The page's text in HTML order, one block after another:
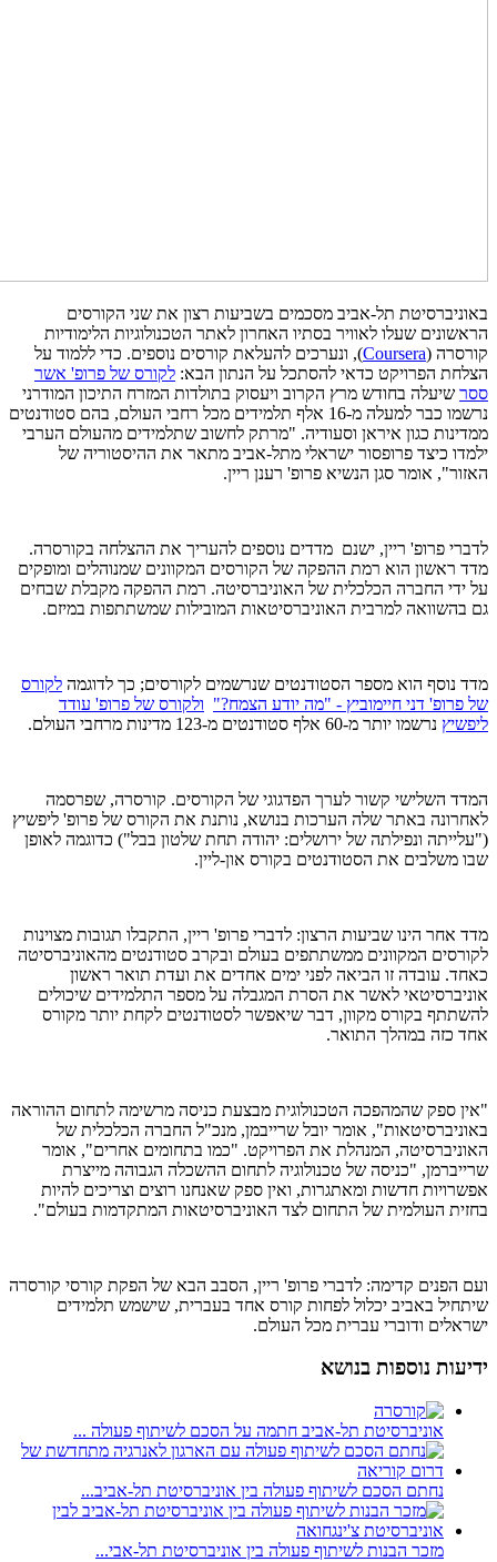
באוניברסיטת תל-אביב מסכמים בשביעות רצון את שני הקורסים
הראשונים שעלו לאוויר בסתיו האחרון לאתר הטכנולוגיות הלימודיות
קורסרה (Coursera), ונערכים להעלאת קורסים נוספים. כדי ללמוד על
הצלחת הפרויקט כדאי להסתכל על הנתון הבא: לקורס של פרופ' אשר
ססר שיעלה בחודש מרץ הקרוב ויעסוק בתולדות המזרח התיכון המודרני
נרשמו כבר למעלה מ-16 אלף תלמידים מכל רחבי העולם, בהם סטודנטים
ממדינות כגון איראן וסעודיה. "מרתק לחשוב שתלמידים מהעולם הערבי
ילמדו כיצד פרופסור ישראלי מתל-אביב מתאר את ההיסטוריה של
האזור", אומר סגן הנשיא פרופ' רענן ריין.
לדברי פרופ' ריין, ישנם מדדים נוספים להעריך את ההצלחה בקורסרה.
מדד ראשון הוא רמת ההפקה של הקורסים המקוונים שמנוהלים ומופקים
על ידי החברה הכלכלית של האוניברסיטה. רמת ההפקה מקבלת שבחים
גם בהשוואה למרבית האוניברסיטאות המובילות שמשתתפות במיזם.
מדד נוסף הוא מספר הסטודנטים שנרשמים לקורסים; כך לדוגמה לקורס
של פרופ' דני חיימוביץ - "מה יודע הצמח?" ולקורס של פרופ' עודד
ליפשיץ נרשמו יותר מ-60 אלף סטודנטים מ-123 מדינות מרחבי העולם.
המדד השלישי קשור לערך הפדגוגי של הקורסים. קורסרה, שפרסמה
לאחרונה באתר שלה הערכות בנושא, נותנת את הקורס של פרופ' ליפשיץ
("עלייתה ונפילתה של ירושלים: יהודה תחת שלטון בבל") כדוגמה לאופן
שבו משלבים את הסטודנטים בקורס און-ליין.
מדד אחר הינו שביעות הרצון: לדברי פרופ' ריין, התקבלו תגובות מצוינות
לקורסים המקוונים ממשתתפים בעולם ובקרב סטודנטים מהאוניברסיטה
כאחד. עובדה זו הביאה לפני ימים אחדים את ועדת תואר ראשון
אוניברסיטאי לאשר את הסרת המגבלה על מספר התלמידים שיכולים
להשתתף בקורס מקוון, דבר שיאפשר לסטודנטים לקחת יותר מקורס
אחד כזה במהלך התואר.
"אין ספק שהמהפכה הטכנולוגית מבצעת כניסה מרשימה לתחום ההוראה
באוניברסיטאות", אומר יובל שרייבמן, מנכ"ל החברה הכלכלית של
האוניברסיטה, המנהלת את הפרויקט. "כמו בתחומים אחרים", אומר
שרייברמן, "כניסה של טכנולוגיה לתחום ההשכלה הגבוהה מייצרת
אפשרויות חדשות ומאתגרות, ואין ספק שאנחנו רוצים וצריכים להיות
בחזית העולמית של התחום לצד האוניברסיטאות המתקדמות בעולם".
ועם הפנים קדימה: לדברי פרופ' ריין, הסבב הבא של הפקת קורסי קורסרה
שיתחיל באביב יכלול לפחות קורס אחד בעברית, שישמש תלמידים
ישראלים ודוברי עברית מכל העולם.
ידיעות נוספות בנושא
אוניברסיטת תל-אביב חתמה על הסכם לשיתוף פעולה ...
נחתם הסכם לשיתוף פעולה בין אוניברסיטת תל-אביב...
מזכר הבנות לשיתוף פעולה בין אוניברסיטת תל-אבי...